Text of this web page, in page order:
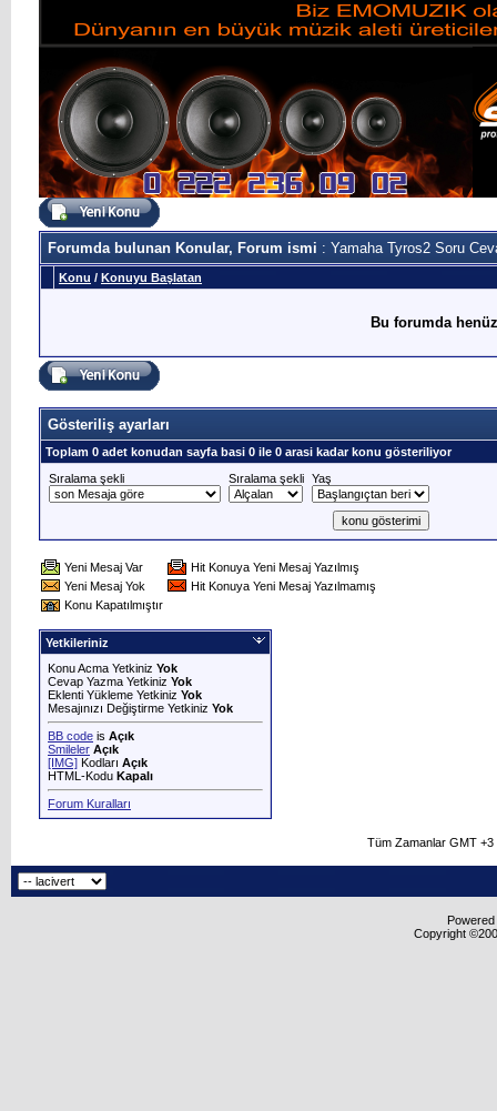
Forumda bulunan Konular, Forum ismi : Yamaha Tyros2 Soru
Konu / Konuyu Başlatan
Bu forumda
Gösteriliş ayarları
Toplam 0 adet konudan sayfa basi 0 ile 0 arasi kadar konu gösteriliyor
Sıralama şekli
Sıralama şekli Yaş
Yeni Mesaj Var
Hit Konuya Yeni Mesaj Yazılmış
Yeni Mesaj Yok
Hit Konuya Yeni Mesaj Yazılmamış
Konu Kapatılmıştır
Yetkileriniz
Konu Acma Yetkiniz Yok
Cevap Yazma Yetkiniz Yok
Eklenti Yükleme Yetkiniz Yok
Mesajınızı Değiştirme Yetkiniz Yok
BB code is Açık
Smileler Açık
[IMG] Kodları Açık
HTML-Kodu Kapalı
Forum Kuralları
Tüm Zamanlar GMT
Copyright